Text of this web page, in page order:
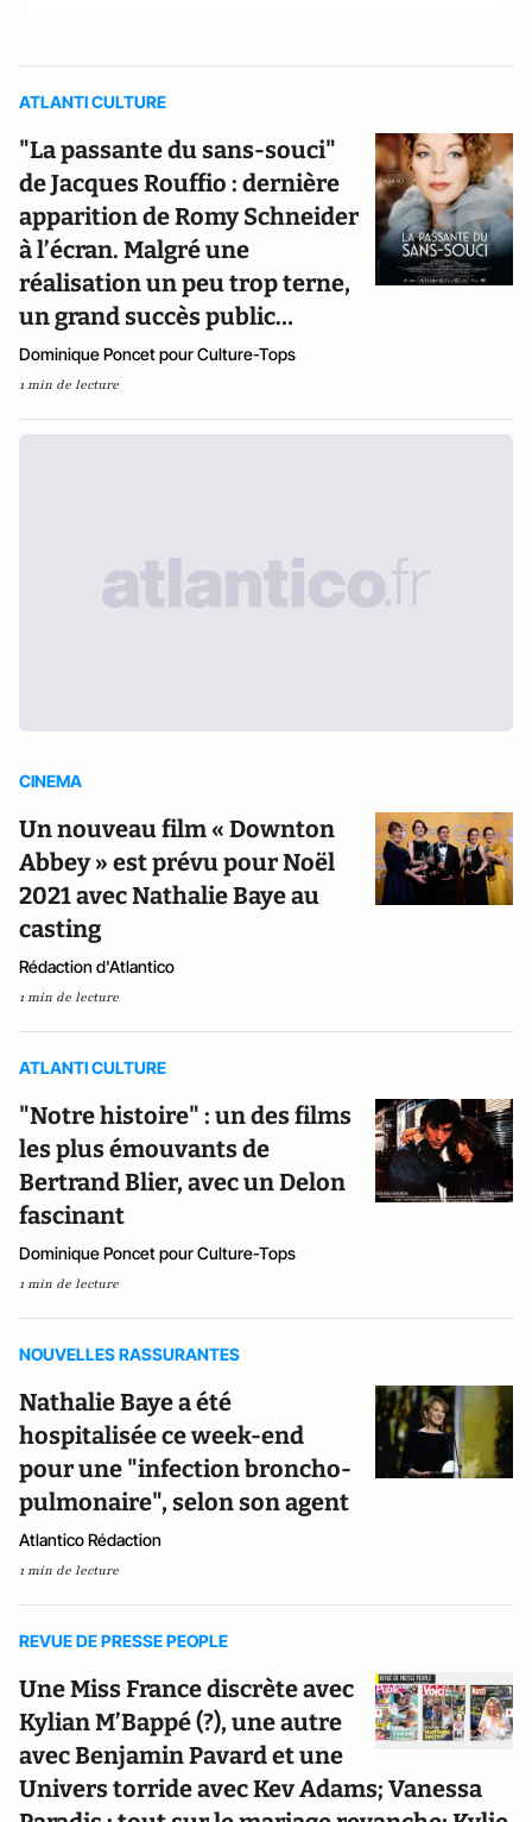
ATLANTI CULTURE
"La passante du sans-souci"
de Jacques Rouffio : dernière
apparition de Romy Schneider
à l’écran. Malgré une
réalisation un peu trop terne,
un grand succès public…
Dominique Poncet pour Culture-Tops
1 min de lecture
CINEMA
Un nouveau film « Downton
Abbey » est prévu pour Noël
2021 avec Nathalie Baye au
casting
Rédaction d'Atlantico
1 min de lecture
ATLANTI CULTURE
"Notre histoire" : un des films
les plus émouvants de
Bertrand Blier, avec un Delon
fascinant
Dominique Poncet pour Culture-Tops
1 min de lecture
NOUVELLES RASSURANTES
Nathalie Baye a été
hospitalisée ce week-end
pour une "infection broncho-
pulmonaire", selon son agent
Atlantico Rédaction
1 min de lecture
REVUE DE PRESSE PEOPLE
Une Miss France discrète avec
Kylian M’Bappé (?), une autre
avec Benjamin Pavard et une
Univers torride avec Kev Adams; Vanessa